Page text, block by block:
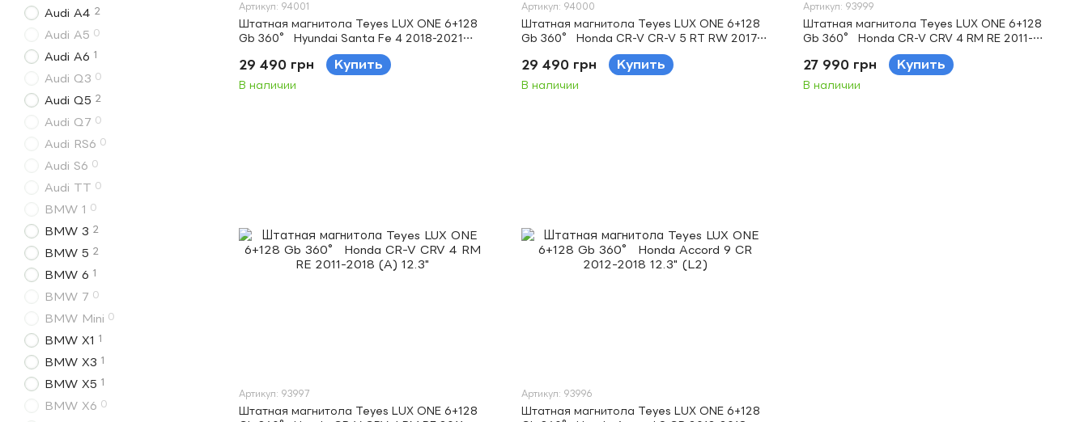
Артикул: 94001
Штатная магнитола Teyes LUX ONE 6+128
Gb 360° Hyundai Santa Fe 4 2018-2021
29 490 грн Купить
В наличии
Артикул: 94000
Штатная магнитола Teyes LUX ONE 6+128
Gb 360° Honda CR-V CR-V 5 RT RW 2017-
29 490 грн Купить
В наличии
Артикул: 93999
Штатная магнитола Teyes LUX ONE 6+128
Gb 360° Honda CR-V CRV 4 RM RE 2011-
27 990 грн Купить
В наличии
Артикул: 93997
Штатная магнитола Teyes LUX ONE 6+128
Артикул: 93996
Штатная магнитола Teyes LUX ONE 6+128
Audi A4 2
Audi A5 0
Audi A6 1
Audi Q3 0
Audi Q5 2
Audi Q7 0
Audi RS6 0
Audi S6 0
Audi TT 0
BMW 1 0
BMW 3 2
BMW 5 2
BMW 6 1
BMW 7 0
BMW Mini 0
BMW X1 1
BMW X3 1
BMW X5 1
BMW X6 0